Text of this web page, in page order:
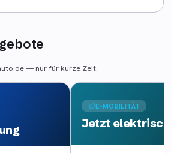
— nur für kurze Zeit.
E-MOBILITÄT
Jetzt